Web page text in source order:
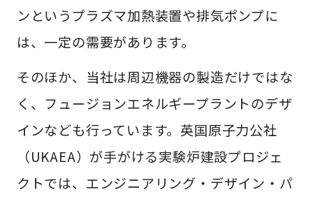
ンというプラズマ加熱装置や排気ポンプに
は、一定の需要があります。
そのほか、当社は周辺機器の製造だけではな
く、フュージョンエネルギープラントのデザ
インなども行っています。英国原子力公社
（UKAEA）が手がける実験炉建設プロジェ
クトでは、エンジニアリング・デザイン・パ